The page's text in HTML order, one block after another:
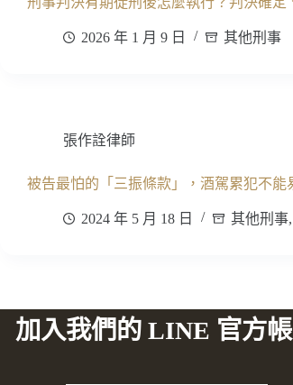
2026 年 1 月 9 日 其他刑事
張作詮律師
被告最怕的「三振條款」，酒駕累犯不
2024 年 5 月 18 日 其他刑事,
加入我們的 LINE 官方